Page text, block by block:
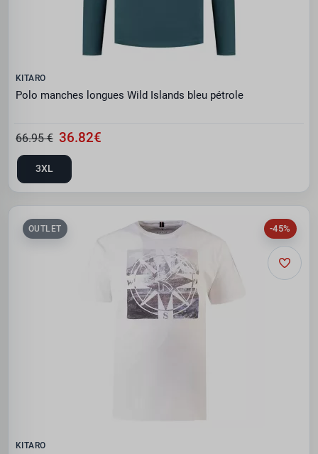
KITARO
Polo manches longues Wild Islands bleu pétrole
66.95 € 36.82€
3XL
-45%
OUTLET
KITARO